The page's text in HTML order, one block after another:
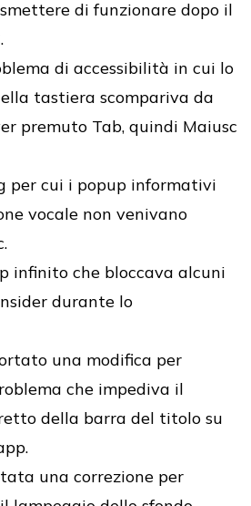
di funzionare dopo il
di accessibilità in cui lo
tastiera scompariva da
premuto Tab, quindi Maiusc
per cui i popup informativi
vocale non venivano
infinito che bloccava alcuni
durante lo
una modifica per
che impediva il
della barra del titolo su
una correzione per